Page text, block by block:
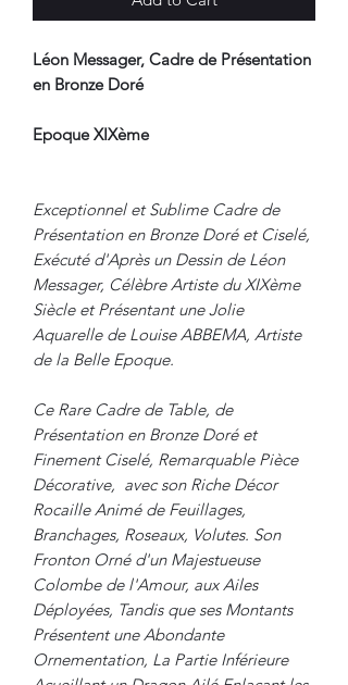
Léon Messager, Cadre de Présentation
en Bronze Doré
Epoque XIXème
Exceptionnel et Sublime Cadre de
Présentation en Bronze Doré et Ciselé,
Exécuté d'Après un Dessin de Léon
Messager, Célèbre Artiste du XIXème
Siècle et Présentant une Jolie
Aquarelle de Louise ABBEMA, Artiste
de la Belle Epoque.
Ce Rare Cadre de Table, de
Présentation en Bronze Doré et
Finement Ciselé, Remarquable Pièce
Décorative, avec son Riche Décor
Rocaille Animé de Feuillages,
Branchages, Roseaux, Volutes. Son
Fronton Orné d'un Majestueuse
Colombe de l'Amour, aux Ailes
Déployées, Tandis que ses Montants
Présentent une Abondante
Ornementation, La Partie Inférieure